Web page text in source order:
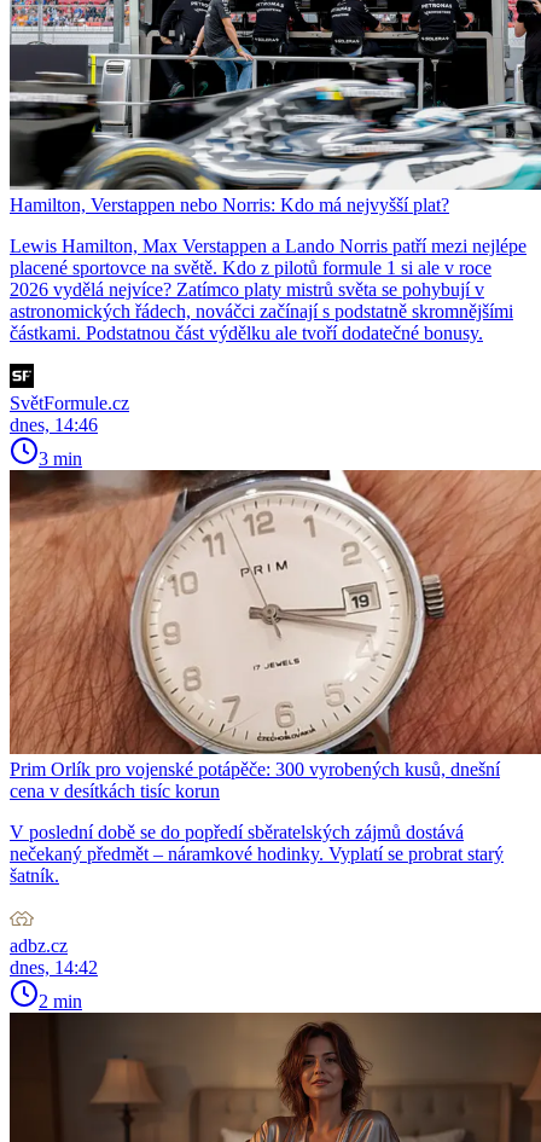
Hamilton, Verstappen nebo Norris: Kdo má nejvyšší plat?
Lewis Hamilton, Max Verstappen a Lando Norris patří mezi nejlépe
placené sportovce na světě. Kdo z pilotů formule 1 si ale v roce
2026 vydělá nejvíce? Zatímco platy mistrů světa se pohybují v
astronomických řádech, nováčci začínají s podstatně skromnějšími
částkami. Podstatnou část výdělku ale tvoří dodatečné bonusy.
SvětFormule.cz
dnes, 14:46
3 min
Prim Orlík pro vojenské potápěče: 300 vyrobených kusů, dnešní
cena v desítkách tisíc korun
V poslední době se do popředí sběratelských zájmů dostává
nečekaný předmět – náramkové hodinky. Vyplatí se probrat starý
šatník.
adbz.cz
dnes, 14:42
2 min